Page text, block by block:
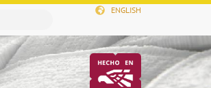
ENGLISH